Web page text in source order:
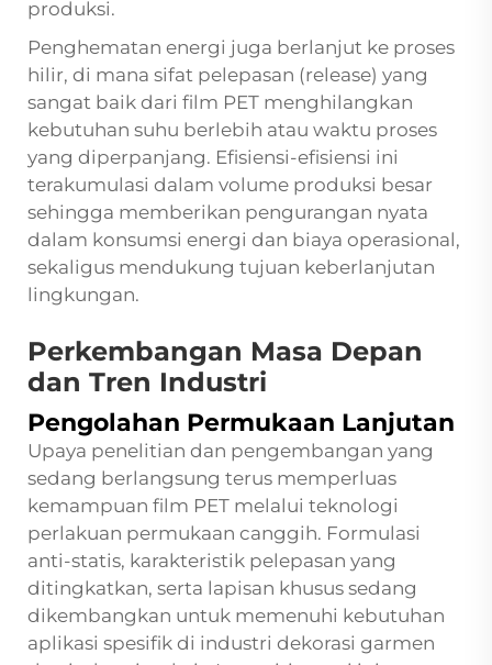
produksi.
Penghematan energi juga berlanjut ke proses
hilir, di mana sifat pelepasan (release) yang
sangat baik dari film PET menghilangkan
kebutuhan suhu berlebih atau waktu proses
yang diperpanjang. Efisiensi-efisiensi ini
terakumulasi dalam volume produksi besar
sehingga memberikan pengurangan nyata
dalam konsumsi energi dan biaya operasional,
sekaligus mendukung tujuan keberlanjutan
lingkungan.
Perkembangan Masa Depan
dan Tren Industri
Pengolahan Permukaan Lanjutan
Upaya penelitian dan pengembangan yang
sedang berlangsung terus memperluas
kemampuan film PET melalui teknologi
perlakuan permukaan canggih. Formulasi
anti-statis, karakteristik pelepasan yang
ditingkatkan, serta lapisan khusus sedang
dikembangkan untuk memenuhi kebutuhan
aplikasi spesifik di industri dekorasi garmen